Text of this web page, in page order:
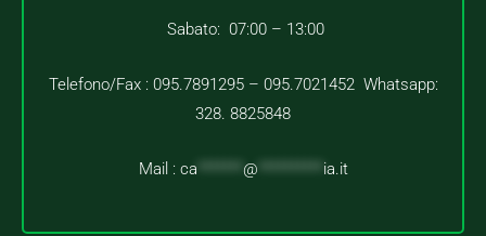
Sabato: 07:00 – 13:00
Telefono/Fax : 095.7891295 – 095.7021452 Whatsapp:
328. 8825848
Mail : ca @ ia.it